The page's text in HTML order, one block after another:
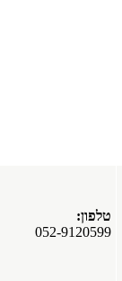
טלפון:
052-9120599